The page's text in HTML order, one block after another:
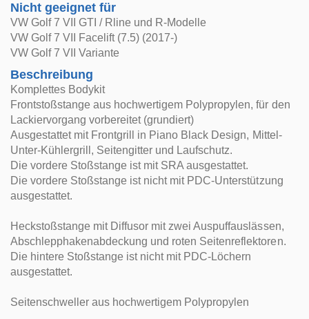
Nicht geeignet für
VW Golf 7 VII GTI / Rline und R-Modelle
VW Golf 7 VII Facelift (7.5) (2017-)
VW Golf 7 VII Variante
Beschreibung
Komplettes Bodykit
Frontstoßstange aus hochwertigem Polypropylen, für den
Lackiervorgang vorbereitet (grundiert)
Ausgestattet mit Frontgrill in Piano Black Design, Mittel-
Unter-Kühlergrill, Seitengitter und Laufschutz.
Die vordere Stoßstange ist mit SRA ausgestattet.
Die vordere Stoßstange ist nicht mit PDC-Unterstützung
ausgestattet.
Heckstoßstange mit Diffusor mit zwei Auspuffauslässen,
Abschlepphakenabdeckung und roten Seitenreflektoren.
Die hintere Stoßstange ist nicht mit PDC-Löchern
ausgestattet.
Seitenschweller aus hochwertigem Polypropylen